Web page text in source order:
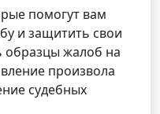
помогут вам
и защитить свои
образцы жалоб на
произвола
судебных